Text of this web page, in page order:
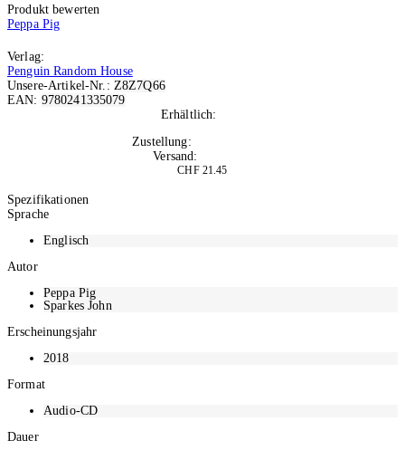
Produkt bewerten
Peppa Pig
Verlag:
Penguin Random House
Unsere-Artikel-Nr.: Z8Z7Q66
EAN: 9780241335079
Erhältlich:
Zustellung:
Versand:
CHF 21.45
Spezifikationen
Sprache
Englisch
Autor
Peppa Pig
Sparkes John
Erscheinungsjahr
2018
Format
Audio-CD
Dauer